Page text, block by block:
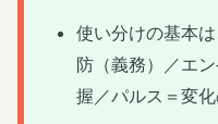
使い分けの基本
防（義務）／エ
握／パルス＝変